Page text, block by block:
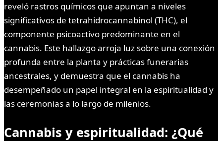
reveló rastros químicos que apuntan a niveles
significativos de tetrahidrocannabinol (THC), el
componente psicoactivo predominante en el
cannabis. Este hallazgo arroja luz sobre una conexión
profunda entre la planta y prácticas funerarias
ancestrales, y demuestra que el cannabis ha
desempeñado un papel integral en la espiritualidad y
las ceremonias a lo largo de milenios.
Cannabis y espiritualidad: ¿Qué